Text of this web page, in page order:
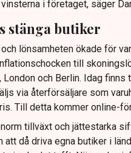
i företaget, säger
stänga butiker
lönsamheten ökade för
till
London och Berlin. Idag finns
via återförsäljare som
Till detta kommer online-
tillväxt och jättestarka
att då driva egna butiker i